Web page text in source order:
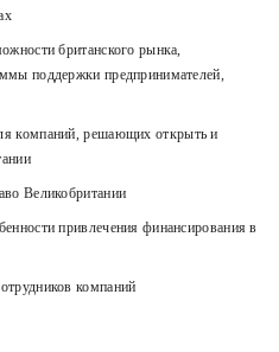
британского рынка,
поддержки предпринимателей,
компаний, решающих открыть и
Великобритании
привлечения финансирования в
компаний